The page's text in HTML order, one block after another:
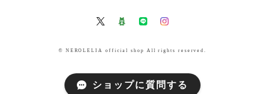
© NEROLELIA official shop All rights reserved.
ショップに質問する